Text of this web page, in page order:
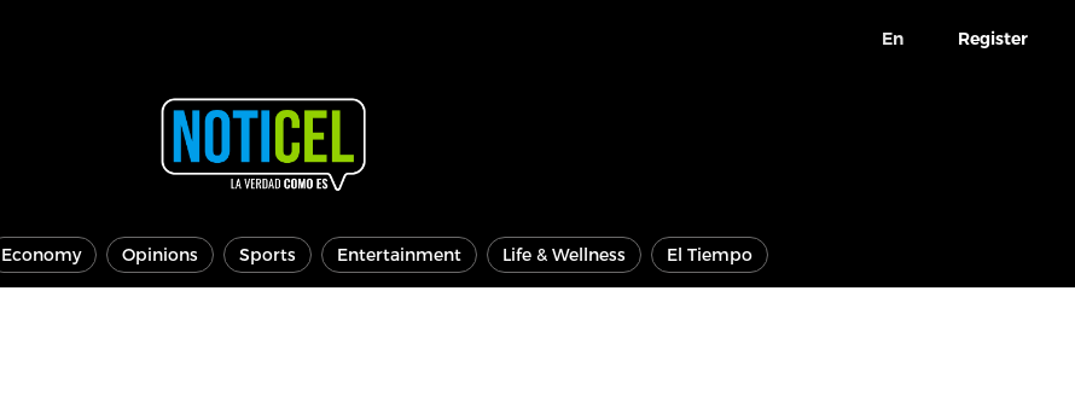
En Register
Economy Opinions Sports Entertainment Life & Wellness El Tiempo